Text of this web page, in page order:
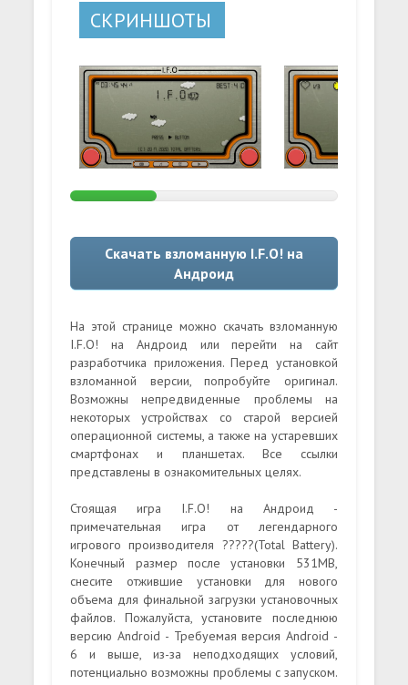
СКРИНШОТЫ
Скачать взломанную I.F.O! на
Андроид
На этой странице можно скачать взломанную
I.F.O! на Андроид или перейти на сайт
разработчика приложения. Перед установкой
взломанной версии, попробуйте оригинал.
Возможны непредвиденные проблемы на
некоторых устройствах со старой версией
операционной системы, а также на устаревших
смартфонах и планшетах. Все ссылки
представлены в ознакомительных целях.
Стоящая игра I.F.O! на Андроид -
примечательная игра от легендарного
игрового производителя ?????(Total Battery).
Конечный размер после установки 531MB,
снесите отжившие установки для нового
объема для финальной загрузки установочных
файлов. Пожалуйста, установите последнюю
версию Android - Требуемая версия Android -
6 и выше, из-за неподходящих условий,
потенциально возможны проблемы с запуском.